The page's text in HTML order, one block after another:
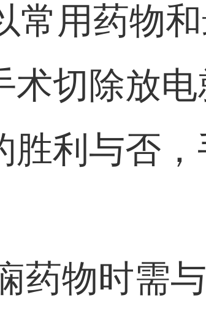
常用药物
切除放
胜利与否
药物时需